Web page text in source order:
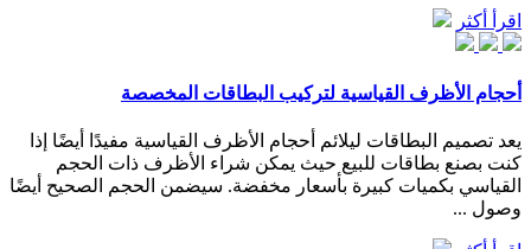
اقرأ أكثر
أحجام الأظرف القياسية لتركيب البطاقات المخصصة
يعد تصميم البطاقات ليلائم أحجام الأظرف القياسية مفيدًا أيضًا إذا
كنت بصنع بطاقات للبيع حيث يمكن شراء الأظرف ذات الحجم
القياسي بكميات كبيرة بأسعار مخفضة. سيضمن الحجم الصحيح أيضًا
وصول ...